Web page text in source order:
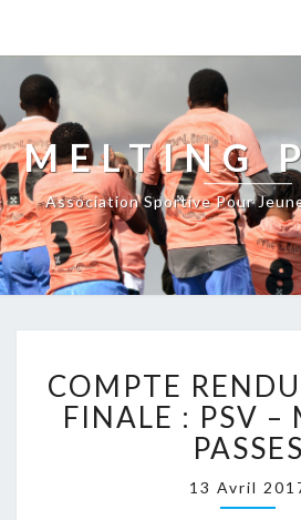
MELTING
Association Sportive Pour
M
P
T
E
R
COMPTE
FINALE : PSV –
PASSES
13 Avril